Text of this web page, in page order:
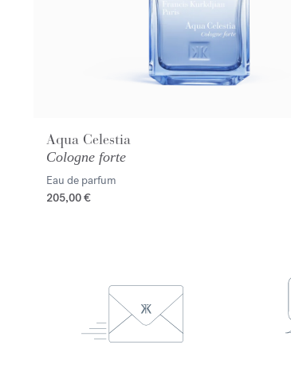
Aqua Celestia
Cologne forte
Eau de parfum
205,00 €